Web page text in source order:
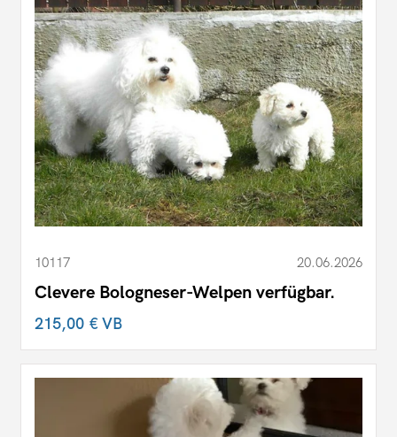
10117 20.06.2026
Clevere Bologneser-Welpen verfügbar.
215,00 €VB